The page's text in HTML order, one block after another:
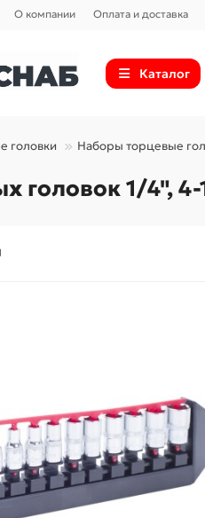
О компании Оплата и доставка
Каталог
головки Наборы торцевые
головок 1/4",